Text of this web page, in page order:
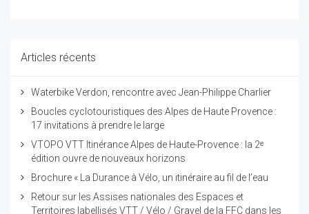
Articles récents
Waterbike Verdon, rencontre avec Jean-Philippe Charlier
Boucles cyclotouristiques des Alpes de Haute Provence :
17 invitations à prendre le large
VTOPO VTT Itinérance Alpes de Haute-Provence : la 2ᵉ
édition ouvre de nouveaux horizons
Brochure « La Durance à Vélo, un itinéraire au fil de l’eau
Retour sur les Assises nationales des Espaces et
Territoires labellisés VTT / Vélo / Gravel de la FFC dans les